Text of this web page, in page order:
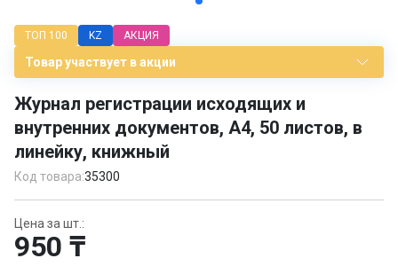
of ТОП 100 KZ АКЦИЯ
Товар участвует в акции
Журнал регистрации исходящих и
внутренних документов, А4, 50 листов, в
линейку, книжный
Код товара:35300
Цена за шт.:
950 ₸